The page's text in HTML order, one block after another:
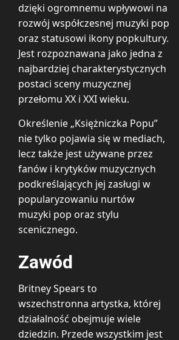
dzięki ogromnemu wpływowi na
rozwój współczesnej muzyki pop
oraz statusowi ikony popkultury.
Jest rozpoznawana jako jedna z
najbardziej charakterystycznych
postaci sceny muzycznej
przełomu XX i XXI wieku.
Określenie „Księżniczka Popu”
nie tylko pojawia się w mediach,
lecz także jest używane przez
fanów i krytyków muzycznych
podkreślających jej zasługi w
popularyzowaniu nurtów
muzyki pop oraz stylu
scenicznego.
Zawód
Britney Spears to
wszechstronna artystka, której
działalność obejmuje wiele
dziedzin. Przede wszystkim jest